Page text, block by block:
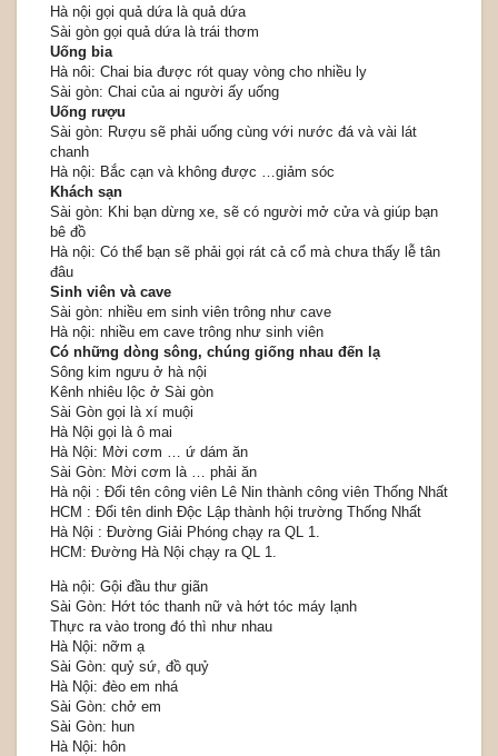
Hà nội gọi quả dứa là quả dứa
Sài gòn gọi quả dứa là trái thơm
Uống bia
Hà nôi: Chai bia được rót quay vòng cho nhiều ly
Sài gòn: Chai của ai người ấy uống
Uống rượu
Sài gòn: Rượu sẽ phải uống cùng với nước đá và vài lát
chanh
Hà nội: Bắc cạn và không được …giảm sóc
Khách sạn
Sài gòn: Khi bạn dừng xe, sẽ có người mở cửa và giúp bạn
bê đồ
Hà nội: Có thể bạn sẽ phải gọi rát cả cổ mà chưa thấy lễ tân
đâu
Sinh viên và cave
Sài gòn: nhiều em sinh viên trông như cave
Hà nội: nhiều em cave trông như sinh viên
Có những dòng sông, chúng giống nhau đến lạ
Sông kim ngưu ở hà nội
Kênh nhiêu lộc ở Sài gòn
Sài Gòn gọi là xí muội
Hà Nội gọi là ô mai
Hà Nội: Mời cơm … ứ dám ăn
Sài Gòn: Mời cơm là … phải ăn
Hà nội : Đổi tên công viên Lê Nin thành công viên Thống Nhất
HCM : Đổi tên dinh Độc Lập thành hội trường Thống Nhất
Hà Nội : Đường Giải Phóng chạy ra QL 1.
HCM: Đường Hà Nội chạy ra QL 1.
Hà nội: Gội đầu thư giãn
Sài Gòn: Hớt tóc thanh nữ và hớt tóc máy lạnh
Thực ra vào trong đó thì như nhau
Hà Nội: nỡm ạ
Sài Gòn: quỷ sứ, đồ quỷ
Hà Nội: đèo em nhá
Sài Gòn: chở em
Sài Gòn: hun
Hà Nội: hôn